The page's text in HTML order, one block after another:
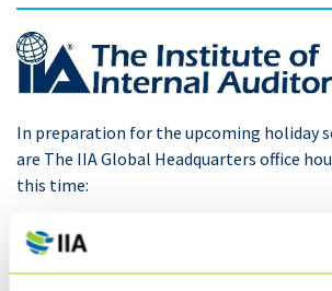
In preparation for the upcoming holiday
are The IIA Global Headquarters office
this time:
25 November 2020
26-27 November 2020
Office will